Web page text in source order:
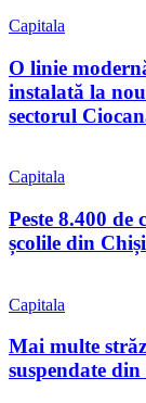
Capitala
O linie
instalată la
sectorul
Capitala
Peste 8.400
școlile din
Capitala
Mai multe
suspendate